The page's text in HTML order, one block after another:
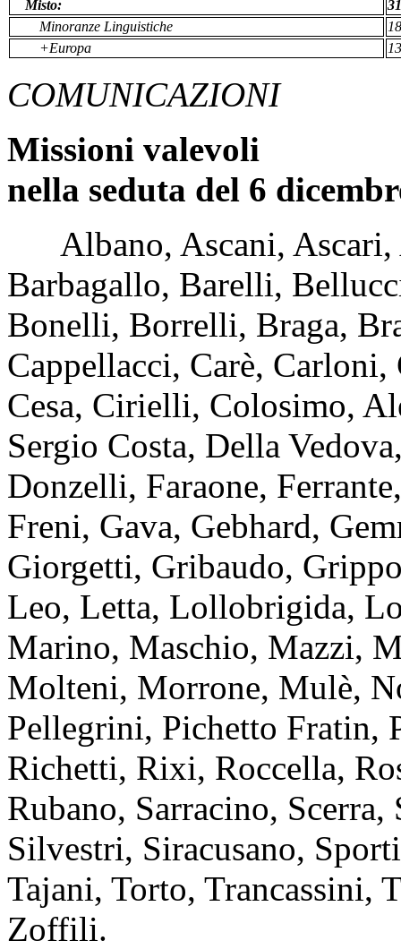
Misto:
Minoranze Linguistiche
+Europa
COMUNICAZIONI
Missioni valevoli
nella seduta del 6
Albano, Ascani, Ascari,
Barbagallo, Barelli,
Bonelli, Borrelli, Braga,
Cappellacci, Carè, Carloni,
Cesa, Cirielli, Colosimo,
Sergio Costa, Della
Donzelli, Faraone,
Freni, Gava, Gebhard,
Giorgetti, Gribaudo,
Leo, Letta, Lollobrigida,
Marino, Maschio, Mazzi,
Molteni, Morrone, Mulè,
Pellegrini, Pichetto Fratin,
Richetti, Rixi, Roccella,
Rubano, Sarracino,
Silvestri, Siracusano,
Tajani, Torto, Trancassini,
Zoffili.